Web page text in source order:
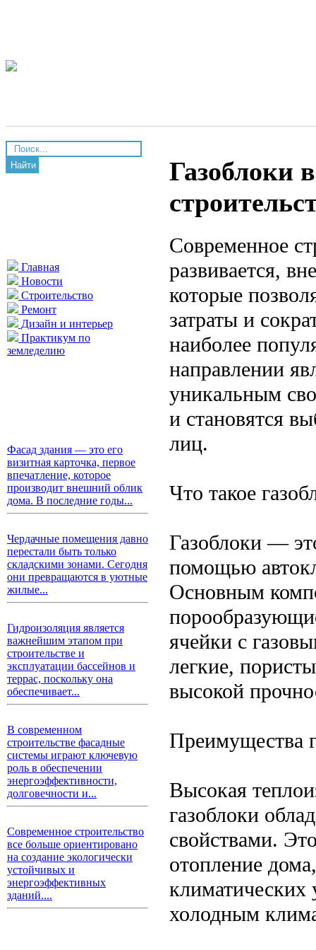
Найти
Главная
Новости
Строительство
Ремонт
Дизайн и интерьер
Практикум по
земледелию
Фасад здания — это его
визитная карточка, первое
впечатление, которое
производит внешний облик
дома. В последние годы...
Чердачные помещения давно
перестали быть только
складскими зонами. Сегодня
они превращаются в уютные
жилые...
Гидроизоляция является
важнейшим этапом при
строительстве и
эксплуатации бассейнов и
террас, поскольку она
обеспечивает...
В современном
строительстве фасадные
системы играют ключевую
роль в обеспечении
энергоэффективности,
долговечности и...
Современное строительство
все больше ориентировано
на создание экологически
устойчивых и
энергоэффективных
зданий....
Газоблоки
Современное
развивается,
которые
затраты и
наиболее
направлении
уникальным
и становятся
лиц.
Что такое
Газоблоки —
помощью
Основным
ячейки с
легкие,
высокой
Преимущества
Высокая
газоблоки
свойствами.
отопление
климатических
холодным